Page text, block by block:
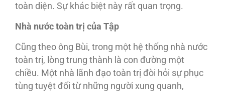
toàn diện. Sự khác biệt này rất quan trọng.
Nhà nước toàn trị của Tập
Cũng theo ông Bùi, trong một hệ thống nhà nước
toàn trị, lòng trung thành là con đường một
chiều. Một nhà lãnh đạo toàn trị đòi hỏi sự phục
tùng tuyệt đối từ những người xung quanh,